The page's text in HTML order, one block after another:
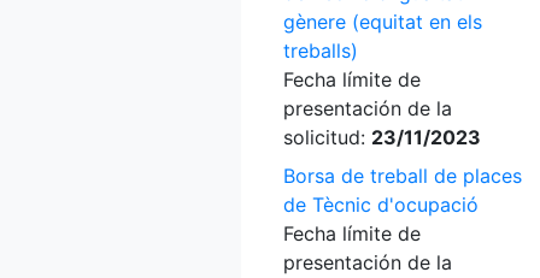
gènere (equitat en els
treballs)
Fecha límite de
presentación de la
solicitud: 23/11/2023
Borsa de treball de places
de Tècnic d'ocupació
Fecha límite de
presentación de la